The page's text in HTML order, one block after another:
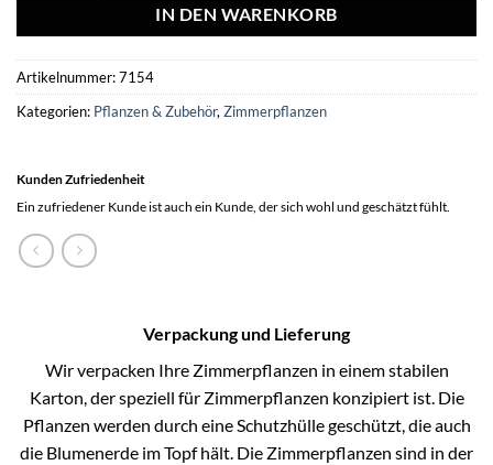
IN DEN WARENKORB
Artikelnummer:7154
Kategorien: Pflanzen & Zubehör, Zimmerpflanzen
Kunden Zufriedenheit
Ein zufriedener Kunde ist auch ein Kunde, der sich wohl und geschätzt fühlt.
Verpackung und Lieferung
Wir verpacken Ihre Zimmerpflanzen in einem stabilen
Karton, der speziell für Zimmerpflanzen konzipiert ist. Die
Pflanzen werden durch eine Schutzhülle geschützt, die auch
die Blumenerde im Topf hält. Die Zimmerpflanzen sind in der